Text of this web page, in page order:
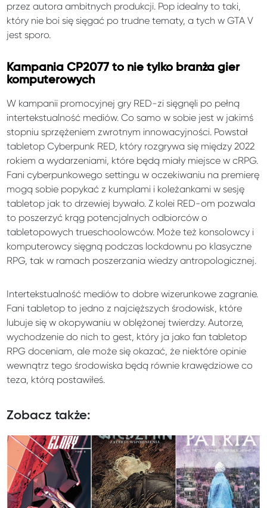
przez autora ambitnych produkcji. Pop idealny to taki,
który nie boi się sięgać po trudne tematy, a tych w GTA V
jest sporo.
Kampania CP2077 to nie tylko branża gier
komputerowych
W kampanii promocyjnej gry RED-zi sięgnęli po pełną
intertekstualność mediów. Co samo w sobie jest w jakimś
stopniu sprzężeniem zwrotnym innowacyjności. Powstał
tabletop Cyberpunk RED, który rozgrywa się między 2022
rokiem a wydarzeniami, które będą miały miejsce w cRPG.
Fani cyberpunkowego settingu w oczekiwaniu na premierę
mogą sobie popykać z kumplami i koleżankami w sesję
tabletop jak to drzewiej bywało. Z kolei RED-om pozwala
to poszerzyć krąg potencjalnych odbiorców o
tabletopowych trueschoolowców. Może też konsolowcy i
komputerowcy sięgną podczas lockdownu po klasyczne
RPG, tak w ramach poszerzania wiedzy antropologicznej.
Intertekstualność mediów to dobre wizerunkowe zagranie.
Fani tabletop to jedno z najcięższych środowisk, które
lubuje się w okopywaniu w oblężonej twierdzy. Autorze,
wychodzenie do nich to gest, który ja jako fan tabletop
RPG doceniam, ale może się okazać, że niektóre opinie
wewnątrz tego środowiska będą równie krawędziowe co
teza, którą postawiłeś.
Zobacz także: